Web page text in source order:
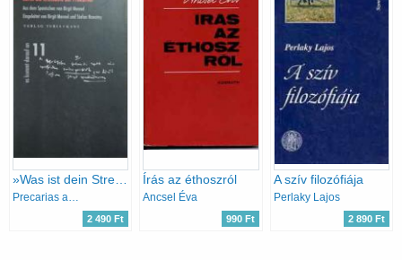
Precarias a la deriva
2 490 Ft
Írás az éthoszról
Ancsel Éva
990 Ft
A szív filozófiája
Perlaky Lajos
2 890 Ft